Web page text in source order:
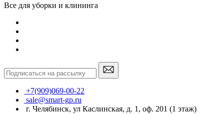
Все для уборки и клининга
+7(909)069-00-22
sale@smart-gp.ru
г. Челябинск, ул Каслинская, д. 1, оф. 201 (1 этаж)